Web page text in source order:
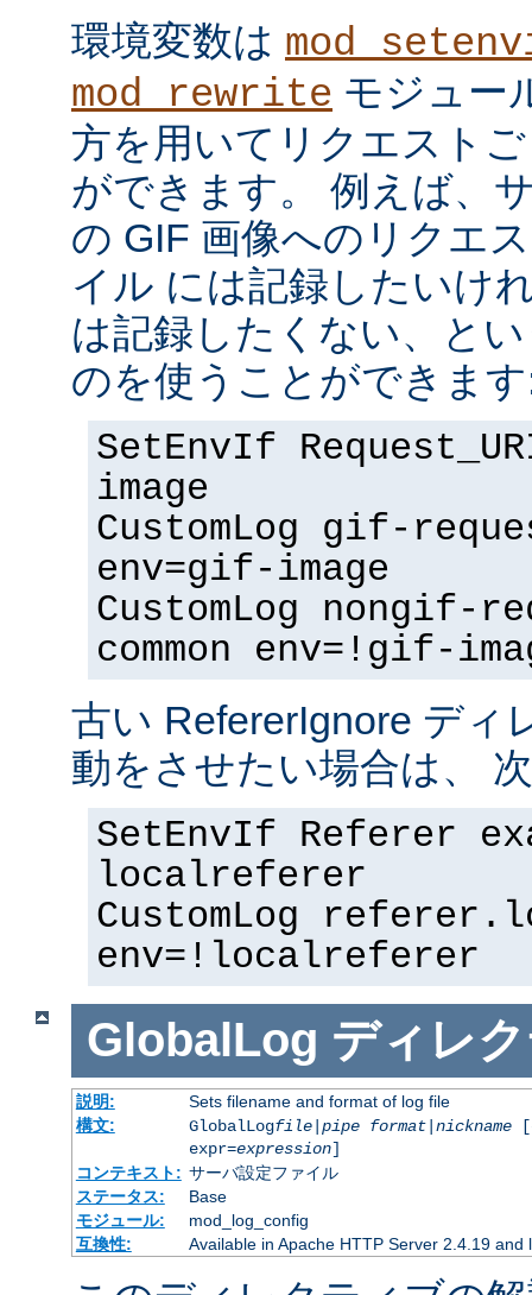
環境変数は
mod_rewrite モジュー
方を用いてリクエスト
ができます。 例えば、
の GIF 画像へのリクエ
イル には記録したいけ
は記録したくない、と
のを使うことができま
SetEnvIf
image
CustomLog gif-
env=gif-image
CustomLog nongif-
common env=!gif-
古い RefererIgnore ディ
動をさせたい場合は、
SetEnvIf Referer
localreferer
CustomLog
env=!localreferer
GlobalLog ディレ
説明:
Sets filename and format of log file
構文:
GlobalLogfile| pipe format| nickname
expr=expression]
コンテキスト: サーバ設定ファイル
ステータス:
Base
モジュール:
mod_log_config
互換性:
Available in Apache HTTP Server 2.4.19 and